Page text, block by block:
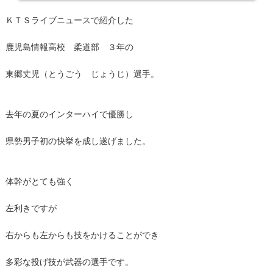
ＫＴＳライブニュースで紹介した
鹿児島情報高校 柔道部 ３年の
東郷丈児（とうごう じょうじ）選手。
去年の夏のインターハイで優勝し
県勢男子初の快挙を成し遂げました。
体幹がとても強く
左利きですが
右からも左からも技をかけることができ
多彩な投げ技が武器の選手です。